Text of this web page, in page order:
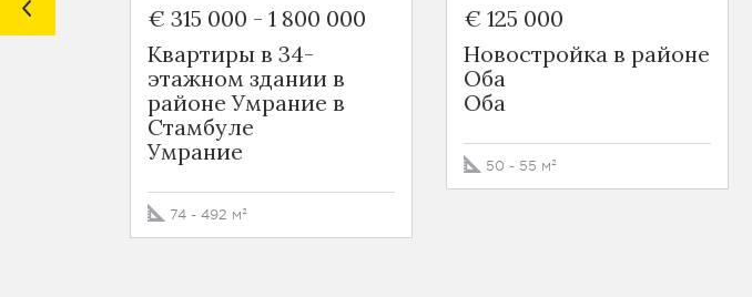
€ 315 000 - 1 800 000
Квартиры в 34-
этажном здании в
районе Умрание в
Стамбуле
Умрание
74 - 492 м²
€ 125 000
Новостройка в районе
Оба
Оба
50 - 55 м²